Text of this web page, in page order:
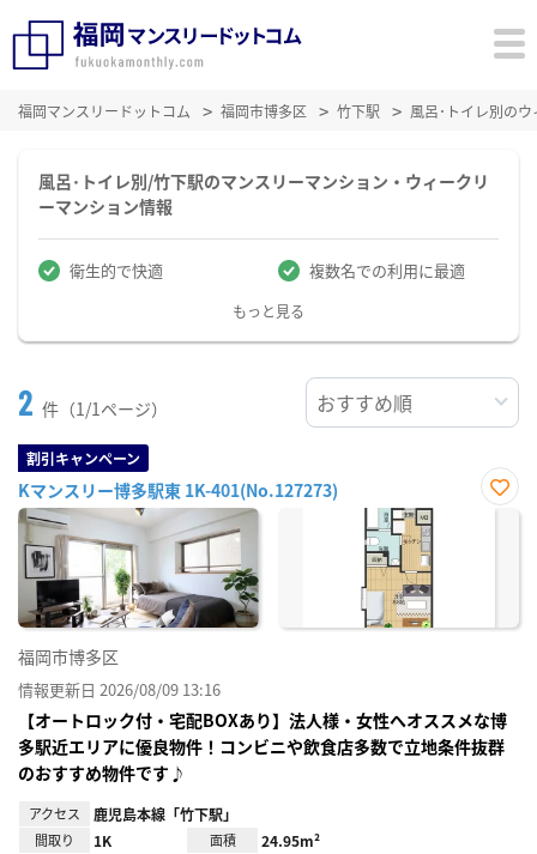
福岡マンスリードットコム 福岡市博多区 竹下駅 風呂･トイレ別の
風呂･トイレ別/竹下駅のマンスリーマンション・ウィークリ
ーマンション情報
衛生的で快適 複数名での利用に最適
もっと見る
2 件（1/1ページ）
割引キャンペーン
Kマンスリー博多駅東 1K-401(No.127273)
お気
福岡市博多区
情報更新日 2026/08/09 13:16
【オートロック付・宅配BOXあり】法人様・女性へオススメな博
多駅近エリアに優良物件！コンビニや飲食店多数で立地条件抜群
のおすすめ物件です♪
アクセス 鹿児島本線「竹下駅」
間取り 1K 面積 24.95m²